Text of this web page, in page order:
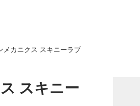
メカニクス スキニーラブ
スキニー